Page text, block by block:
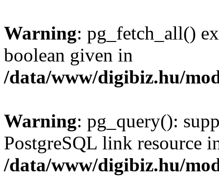
Warning: pg_fetch_all()
boolean given in
/data/www/digibiz.hu/
Warning: pg_query():
PostgreSQL link resource
/data/www/digibiz.hu/